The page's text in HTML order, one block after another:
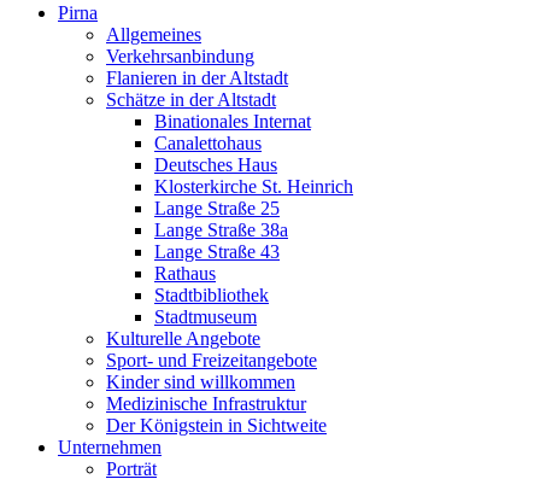
Pirna
Allgemeines
Verkehrsanbindung
Flanieren in der Altstadt
Schätze in der Altstadt
Binationales Internat
Canalettohaus
Deutsches Haus
Klosterkirche St. Heinrich
Lange Straße 25
Lange Straße 38a
Lange Straße 43
Rathaus
Stadtbibliothek
Stadtmuseum
Kulturelle Angebote
Sport- und Freizeitangebote
Kinder sind willkommen
Medizinische Infrastruktur
Der Königstein in Sichtweite
Unternehmen
Porträt